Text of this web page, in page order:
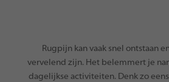
Rugpijn kan vaak snel ontstaan
vervelend zijn. Het belemmert je
dagelijkse activiteiten. Denk zo